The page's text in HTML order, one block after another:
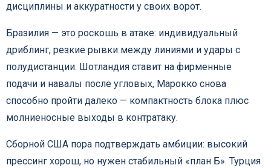
дисциплины и аккуратности у своих ворот.
Бразилия — это роскошь в атаке: индивидуальный
дриблинг, резкие рывки между линиями и удары с
полудистанции. Шотландия ставит на фирменные
подачи и навалы после угловых, Марокко снова
способно пройти далеко — компактность блока плюс
молниеносные выходы в контратаку.
Сборной США пора подтверждать амбиции: высокий
прессинг хорош, но нужен стабильный «план Б». Турция